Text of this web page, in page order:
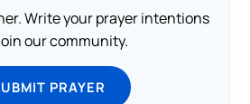
Write your prayer intentions
our community.
PRAYER